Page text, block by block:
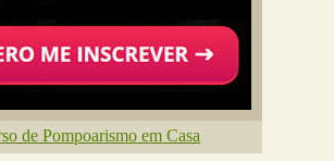
de Pompoarismo em Casa